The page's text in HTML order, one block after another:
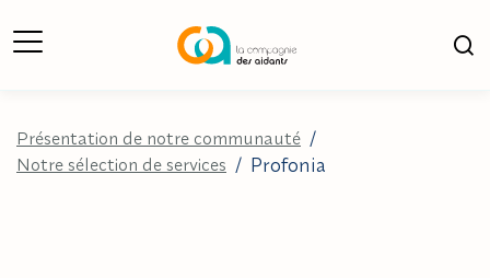
Ouverture du Menu
Présentation de notre communauté /
Notre sélection de services / Profonia